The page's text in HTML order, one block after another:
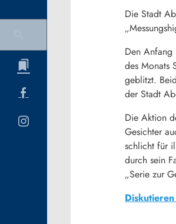
Die Stadt
Den Anfang
des Monats
geblitzt.
der Stadt
Die Aktion
Gesichter
schlicht für
durch sein
„Serie zur